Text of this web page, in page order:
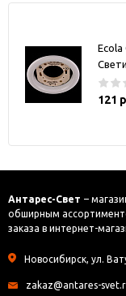
Ecola
121
Антарес-Свет –
обширным
заказа в интернет-
Новосибирск, ул.
zakaz@antares-